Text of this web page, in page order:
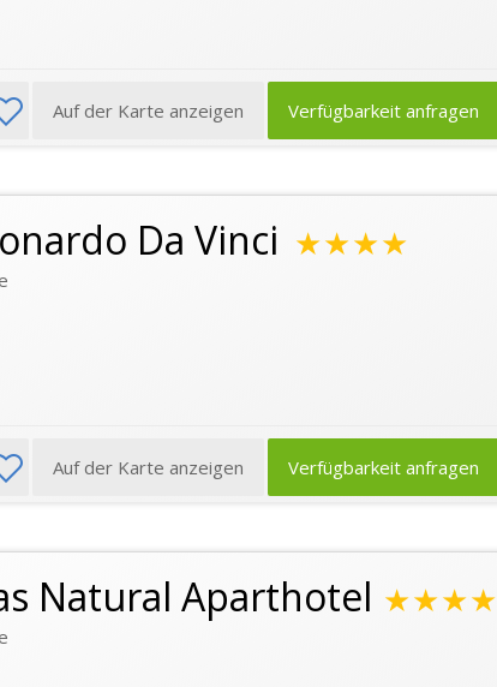
Verfügbarkeit anfragen
Auf der Karte anzeigen
Da Vinci ★★★★
Verfügbarkeit anfragen
Auf der Karte anzeigen
Natural Aparthotel ★★★★